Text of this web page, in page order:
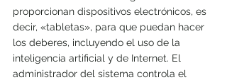
proporcionan dispositivos electrónicos, es
decir, «tabletas», para que puedan hacer
los deberes, incluyendo el uso de la
inteligencia artificial y de Internet. El
administrador del sistema controla el